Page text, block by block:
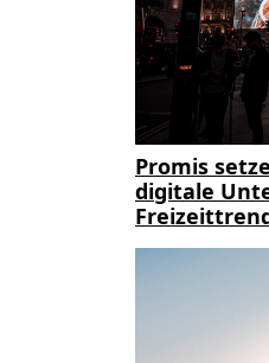
Promis
digitale